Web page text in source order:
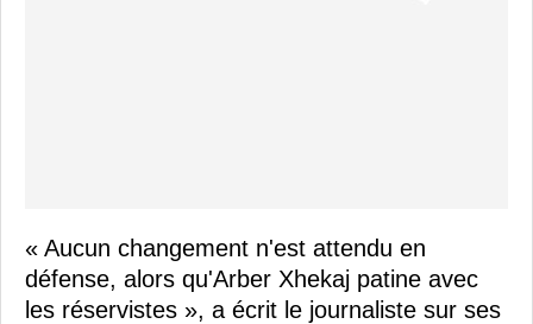
« Aucun changement n'est attendu en
défense, alors qu'Arber Xhekaj patine avec
les réservistes », a écrit le journaliste sur ses